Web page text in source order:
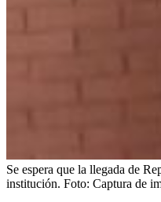
Se espera que la llegada de
institución. Foto: Captura de